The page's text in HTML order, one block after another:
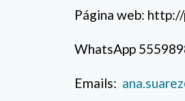
Página web:
WhatsApp
Emails: